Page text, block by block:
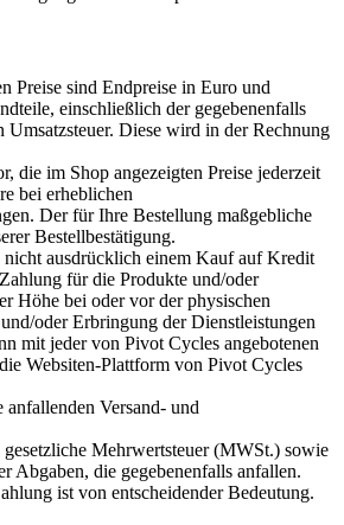
Preise sind Endpreise in Euro und
einschließlich der gegebenenfalls
Umsatzsteuer. Diese wird in der Rechnung
die im Shop angezeigten Preise jederzeit
bei erheblichen
Der für Ihre Bestellung maßgebliche
Bestellbestätigung.
ausdrücklich einem Kauf auf Kredit
für die Produkte und/oder
Höhe bei oder vor der physischen
oder Erbringung der Dienstleistungen
mit jeder von Pivot Cycles angebotenen
Websiten-Plattform von Pivot Cycles
Versand- und
Mehrwertsteuer (MWSt.) sowie
Abgaben, die gegebenenfalls anfallen.
ist von entscheidender Bedeutung.